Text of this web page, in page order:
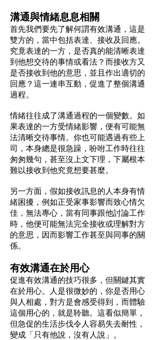
溝通與情緒息息相關
首先我們要先了解何謂有效溝通，這是
雙方的，當中包括表達、接收及回應。
究竟表達的一方，是否真的能清晰表達
到他想交待的事情或看法？而接收方又
是否接收到他的意思，並且作出適切的
回應？這一連串互動，促進了整個溝通
過程。
情緒往往成了溝通過程的一個變數。如
果表達的一方受情緒影響，便有可能無
法清晰交待事情。你也可能遇過有些上
司，本身總是很急躁，吩咐工作時往往
匆匆幾句，甚至沒上文下理，下屬根本
難以接收到他究竟想要甚麼。
另一方面，假如接收訊息的人本身有情
緒困擾，例如正受家事影響而致心情欠
佳，無法專心，當有同事跟他討論工作
時，他便可能無法完全接收或理解對方
的意思，因而影響工作甚至與同事的關
係。
有效溝通在於用心
促進有效溝通的技巧很多，但關鍵其實
在於用心。人是很微妙的，你是否用心
與人相處，對方是會感受得到，而體驗
這個用心的，就是聆聽。這看似簡單，
但急促的生活步伐令人容易失去耐性，
變成「只有他說，沒有人說」。